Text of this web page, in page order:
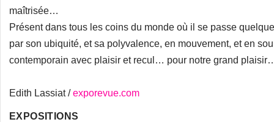
maîtrisée…
Présent dans tous les coins du monde où il se passe
par son ubiquité, et sa polyvalence, en mouvement, et en
contemporain avec plaisir et recul… pour notre grand
Edith Lassiat /exporevue.com
EXPOSITIONS